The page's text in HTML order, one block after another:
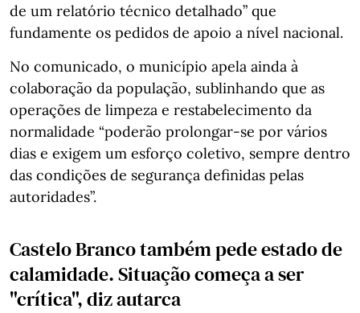
de um relatório técnico detalhado” que
fundamente os pedidos de apoio a nível nacional.
No comunicado, o município apela ainda à
colaboração da população, sublinhando que as
operações de limpeza e restabelecimento da
normalidade “poderão prolongar-se por vários
dias e exigem um esforço coletivo, sempre dentro
das condições de segurança definidas pelas
autoridades”.
Castelo Branco também pede estado de
calamidade. Situação começa a ser
"crítica", diz autarca